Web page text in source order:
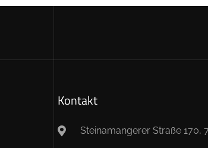
Kontakt
Steinamangerer Straße 170,